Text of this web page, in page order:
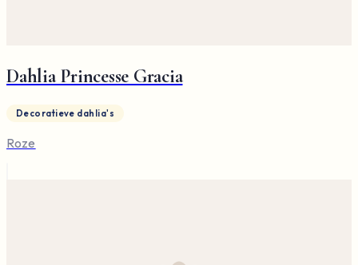
Dahlia Princesse Gracia
Decoratieve dahlia's
Roze